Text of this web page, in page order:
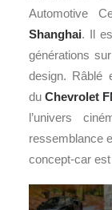
Automotive
Shanghai. Il
générations
design. Râblé
duChevrolet
l’univers
ressemblance
concept-car